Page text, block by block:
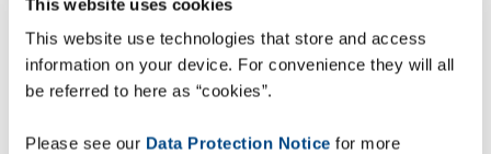
This website uses cookies
This website use technologies that store and access
information on your device. For convenience they will all
be referred to here as “cookies”.
Please see our Data Protection Notice for more
"Oggi, con ZetesAtlas,